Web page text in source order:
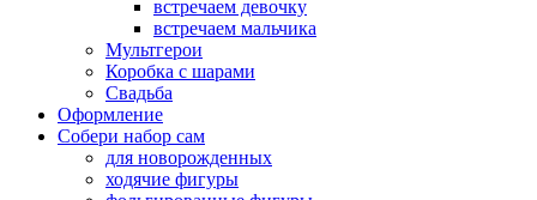
встречаем девочку
встречаем мальчика
Мультгерои
Коробка с шарами
Свадьба
Оформление
Собери набор сам
для новорожденных
ходячие фигуры